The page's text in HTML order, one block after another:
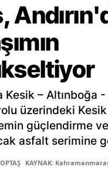
Kesik – Altınboğa
üzerindeki Kesik
güçlendirme
asfalt serimine
KAYNAK: